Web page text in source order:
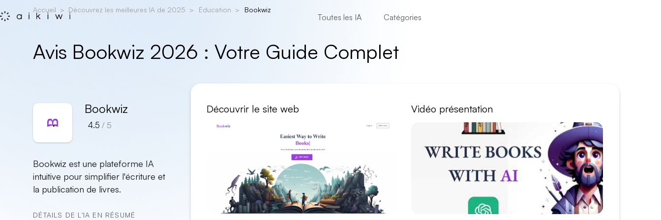
Toutes les IA Catégories
Accueil Découvrez les meilleures IA de 2025 Éducation Bookwiz
Avis Bookwiz 2026 : Votre Guide Complet
Bookwiz
4.5 / 5
Bookwiz est une plateforme IA
intuitive pour simplifier l'écriture et
la publication de livres.
DÉTAILS DE L'IA EN RÉSUMÉ
Découvrir le site web Vidéo présentation